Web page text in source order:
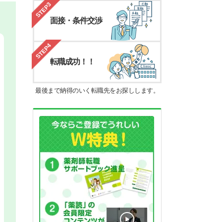
STEP3
面接・条件交渉
STEP4
転職成功！！
最後まで納得のいく転職先をお探しします。